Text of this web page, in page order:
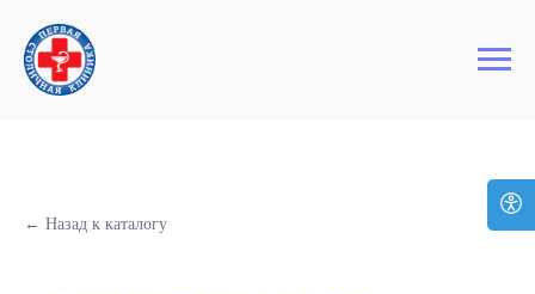
Первая Столичная Клиника
← Назад к каталогу